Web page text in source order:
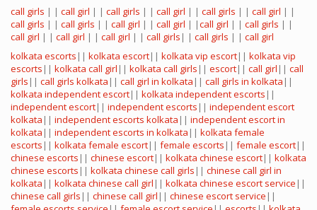
call girls | | call girl | | call girls | | call girl | | call girls | | call girl | |
call girls | | call girls | | call girl | | call girl | |call girl | | call girls | |
call girl | | call girl | | call girl | | call girls | | call girls | | call girl
kolkata escorts || kolkata escort|| kolkata vip escort|| kolkata vip
escorts || kolkata call girl || kolkata call girls || escort|| call girl || call
girls || call girls kolkata || call girl in kolkata || call girls in kolkata ||
kolkata independent escort|| kolkata independent escorts ||
independent escort|| independent escorts || independent escort
kolkata || independent escorts kolkata || independent escort in
kolkata || independent escorts in kolkata || kolkata female
escorts || kolkata female escort|| female escorts || female escort||
chinese escorts || chinese escort|| kolkata chinese escort|| kolkata
chinese escorts || kolkata chinese call girls || chinese call girl in
kolkata || kolkata chinese call girl || kolkata chinese escort service ||
chinese call girls || chinese call girl || chinese escort service ||